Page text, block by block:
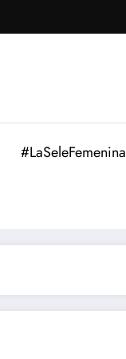
#LaSeleFemenina